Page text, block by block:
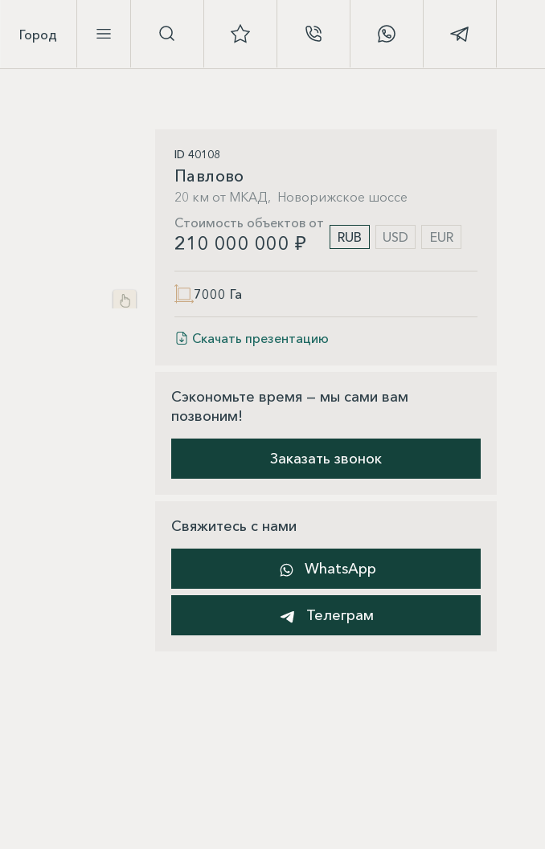
Город
ID 40108
Павлово
20 км от МКАД, Новорижское шоссе
Стоимость объектов от
210 000 000 ₽ RUB USD EUR
7000 Га
Скачать презентацию
Сэкономьте время — мы сами вам
позвоним!
Заказать звонок
Свяжитесь с нами
WhatsApp
Телеграм